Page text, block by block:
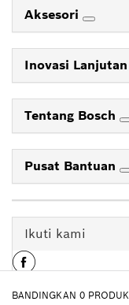
BANDINGKAN 0 PRODUK
Aksesori
Inovasi Lanjutan
Tentang Bosch
Pusat Bantuan
Ikuti kami